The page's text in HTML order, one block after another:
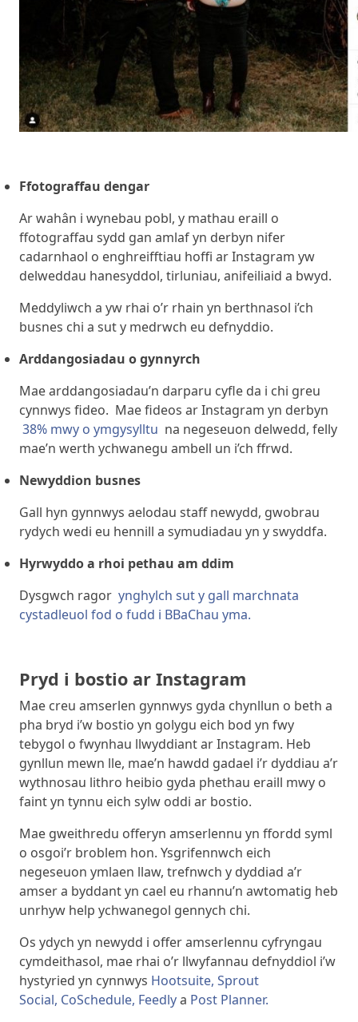
Ffotograffau dengar
Ar wahân i wynebau pobl, y mathau eraill o
ffotograffau sydd gan amlaf yn derbyn nifer
cadarnhaol o enghreifftiau hoffi ar Instagram yw
delweddau hanesyddol, tirluniau, anifeiliaid a bwyd.
Meddyliwch a yw rhai o’r rhain yn berthnasol i’ch
busnes chi a sut y medrwch eu defnyddio.
Arddangosiadau o gynnyrch
Mae arddangosiadau’n darparu cyfle da i chi greu
cynnwys fideo. Mae fideos ar Instagram yn derbyn
38% mwy o ymgysylltu na negeseuon delwedd, felly
mae’n werth ychwanegu ambell un i’ch ffrwd.
Newyddion busnes
Gall hyn gynnwys aelodau staff newydd, gwobrau
rydych wedi eu hennill a symudiadau yn y swyddfa.
Hyrwyddo a rhoi pethau am ddim
Dysgwch ragor ynghylch sut y gall marchnata
cystadleuol fod o fudd i BBaChau yma.
Pryd i bostio ar Instagram
Mae creu amserlen gynnwys gyda chynllun o beth a
pha bryd i’w bostio yn golygu eich bod yn fwy
tebygol o fwynhau llwyddiant ar Instagram. Heb
gynllun mewn lle, mae’n hawdd gadael i’r dyddiau a’r
wythnosau lithro heibio gyda phethau eraill mwy o
faint yn tynnu eich sylw oddi ar bostio.
Mae gweithredu offeryn amserlennu yn ffordd syml
o osgoi’r broblem hon. Ysgrifennwch eich
negeseuon ymlaen llaw, trefnwch y dyddiad a’r
amser a byddant yn cael eu rhannu’n awtomatig heb
unrhyw help ychwanegol gennych chi.
Os ydych yn newydd i offer amserlennu cyfryngau
cymdeithasol, mae rhai o’r llwyfannau defnyddiol i’w
hystyried yn cynnwys Hootsuite, Sprout
Social, CoSchedule, Feedlya Post Planner.